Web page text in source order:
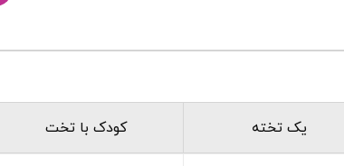
یک تخته کودک با تخت